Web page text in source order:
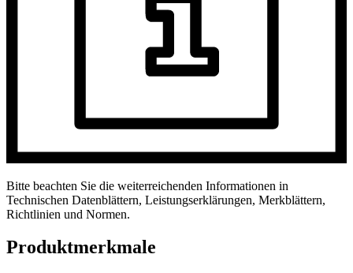
Bitte beachten Sie die weiterreichenden Informationen in
Technischen Datenblättern, Leistungserklärungen, Merkblättern,
Richtlinien und Normen.
Produktmerkmale